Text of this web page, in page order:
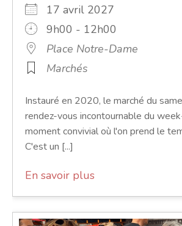
17 avril 2027
9h00 - 12h00
Place Notre-Dame
Marchés
Instauré en 2020, le marché du
rendez-vous incontournable du
moment convivial où l'on prend le
C'est un [...]
En savoir plus